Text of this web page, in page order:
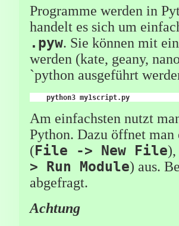
Programme werden in
handelt es sich um
.pyw. Sie können mit
werden (kate, geany,
`python ausgeführt
python3
Am einfachsten nutzt
Python. Dazu öffnet
(File -> New File),
> Run Module) aus.
abgefragt.
Achtung